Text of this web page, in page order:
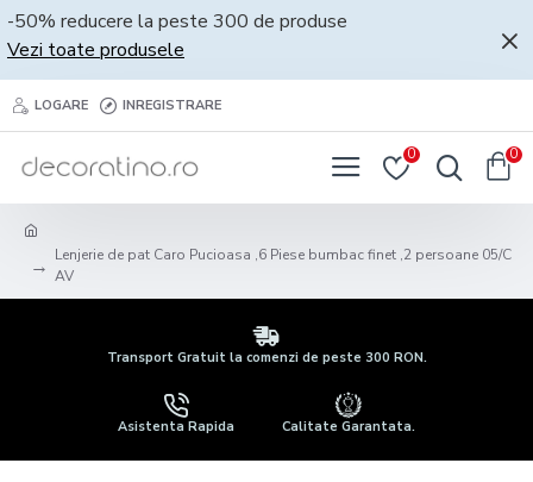
-50% reducere la peste 300 de produse
Vezi toate produsele
LOGARE INREGISTRARE
0 0
Lenjerie de pat Caro Pucioasa ,6 Piese bumbac finet ,2 persoane 05/C
AV
Transport Gratuit la comenzi de peste 300 RON.
Asistenta Rapida Calitate Garantata.